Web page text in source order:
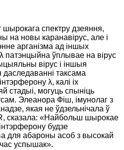
спектру дзеяння,
на новы каранавірус, але і
арганізма ад іншых
патэнцыйна ўплывае на вірус
вірус і іншыя
таксама
λ, калі іх
стадыі, могуць спыніць
Элеанора Фіш, імунолаг з
якая не ўдзельнічала ў
сказала: «Найбольш шырокае
будзе
для абароны асоб з высокай
успышак».